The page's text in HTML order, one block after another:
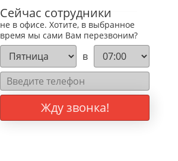
не в офисе. Хотите, в выбранное
время мы сами Вам перезвоним?
в
Жду звонка!